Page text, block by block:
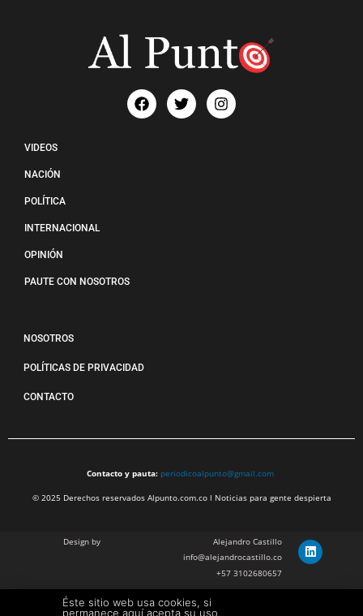
VIDEOS
NACIÓN
POLÍTICA
INTERNACIONAL
OPINIÓN
PAUTE CON NOSOTROS
NOSOTROS
POLÍTICAS DE PRIVACIDAD
CONTACTO
Contacto y pauta: periodicoalpunto@gmail.com
© 2025 Derechos reservados Alpunto.com.co l Noticias para gente despierta
Design by
Alejandro Castillo
info@alejandrocastillo.co
+57 3102680657
Julian Barragan Verano
Éste sitio web usa cookies, si
permanece aquí acepta su uso.